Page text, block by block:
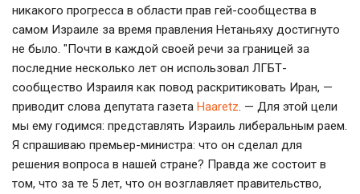
никакого прогресса в области прав гей-сообщества в
самом Израиле за время правления Нетаньяху достигнуто
не было. "Почти в каждой своей речи за границей за
последние несколько лет он использовал ЛГБТ-
сообщество Израиля как повод раскритиковать Иран, —
приводит слова депутата газета Haaretz. — Для этой цели
мы ему годимся: представлять Израиль либеральным раем.
Я спрашиваю премьер-министра: что он сделал для
решения вопроса в нашей стране? Правда же состоит в
том, что за те 5 лет, что он возглавляет правительство,